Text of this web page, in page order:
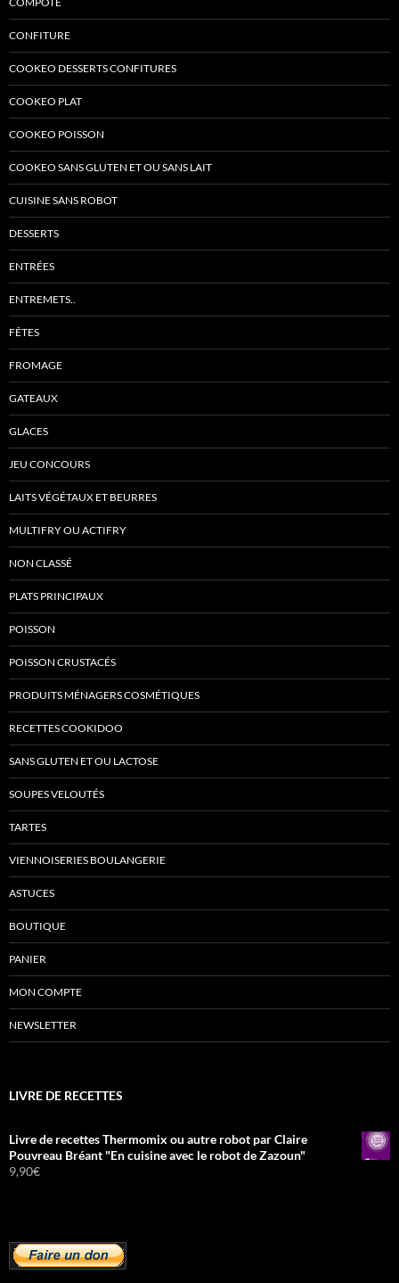
CONFITURE
COOKEO DESSERTS CONFITURES
COOKEO PLAT
COOKEO POISSON
COOKEO SANS GLUTEN ET OU SANS LAIT
CUISINE SANS ROBOT
DESSERTS
ENTRÉES
ENTREMETS..
FÊTES
FROMAGE
GATEAUX
GLACES
JEU CONCOURS
LAITS VÉGÉTAUX ET BEURRES
MULTIFRY OU ACTIFRY
NON CLASSÉ
PLATS PRINCIPAUX
POISSON
POISSON CRUSTACÉS
PRODUITS MÉNAGERS COSMÉTIQUES
RECETTES COOKIDOO
SANS GLUTEN ET OU LACTOSE
SOUPES VELOUTÉS
TARTES
VIENNOISERIES BOULANGERIE
ASTUCES
BOUTIQUE
PANIER
MON COMPTE
NEWSLETTER
LIVRE DE RECETTES
Livre de recettes Thermomix ou autre robot par Claire
Pouvreau Bréant "En cuisine avec le robot de Zazoun"
9,90€